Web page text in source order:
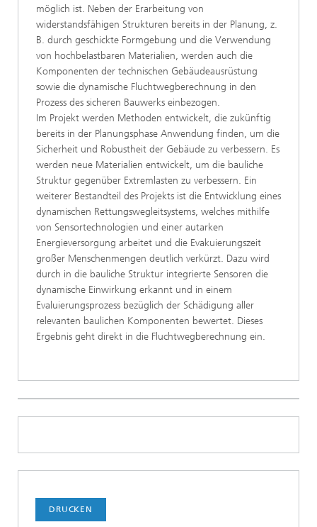
möglich ist. Neben der Erarbeitung von
widerstandsfähigen Strukturen bereits in der Planung, z.
B. durch geschickte Formgebung und die Verwendung
von hochbelastbaren Materialien, werden auch die
Komponenten der technischen Gebäudeausrüstung
sowie die dynamische Fluchtwegberechnung in den
Prozess des sicheren Bauwerks einbezogen.
Im Projekt werden Methoden entwickelt, die zukünftig
bereits in der Planungsphase Anwendung finden, um die
Sicherheit und Robustheit der Gebäude zu verbessern. Es
werden neue Materialien entwickelt, um die bauliche
Struktur gegenüber Extremlasten zu verbessern. Ein
weiterer Bestandteil des Projekts ist die Entwicklung eines
dynamischen Rettungswegleitsystems, welches mithilfe
von Sensortechnologien und einer autarken
Energieversorgung arbeitet und die Evakuierungszeit
großer Menschenmengen deutlich verkürzt. Dazu wird
durch in die bauliche Struktur integrierte Sensoren die
dynamische Einwirkung erkannt und in einem
Evaluierungsprozess bezüglich der Schädigung aller
relevanten baulichen Komponenten bewertet. Dieses
Ergebnis geht direkt in die Fluchtwegberechnung ein.
DRUCKEN